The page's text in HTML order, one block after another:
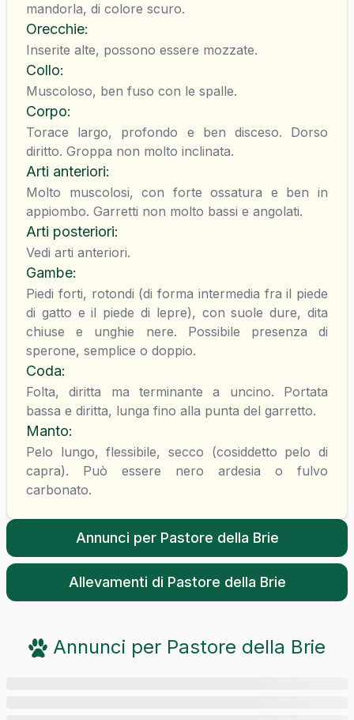
Annunci per Pastore della Brie
Allevamenti di Pastore della Brie
mandorla, di colore scuro.
Orecchie:
Inserite alte, possono essere mozzate.
Collo:
Muscoloso, ben fuso con le spalle.
Corpo:
Torace largo, profondo e ben disceso. Dorso
diritto. Groppa non molto inclinata.
Arti anteriori:
Molto muscolosi, con forte ossatura e ben in
appiombo. Garretti non molto bassi e angolati.
Arti posteriori:
Vedi arti anteriori.
Gambe:
Piedi forti, rotondi (di forma intermedia fra il piede
di gatto e il piede di lepre), con suole dure, dita
chiuse e unghie nere. Possibile presenza di
sperone, semplice o doppio.
Coda:
Folta, diritta ma terminante a uncino. Portata
bassa e diritta, lunga fino alla punta del garretto.
Manto:
Pelo lungo, flessibile, secco (cosiddetto pelo di
capra). Può essere nero ardesia o fulvo
carbonato.
Annunci per Pastore della Brie